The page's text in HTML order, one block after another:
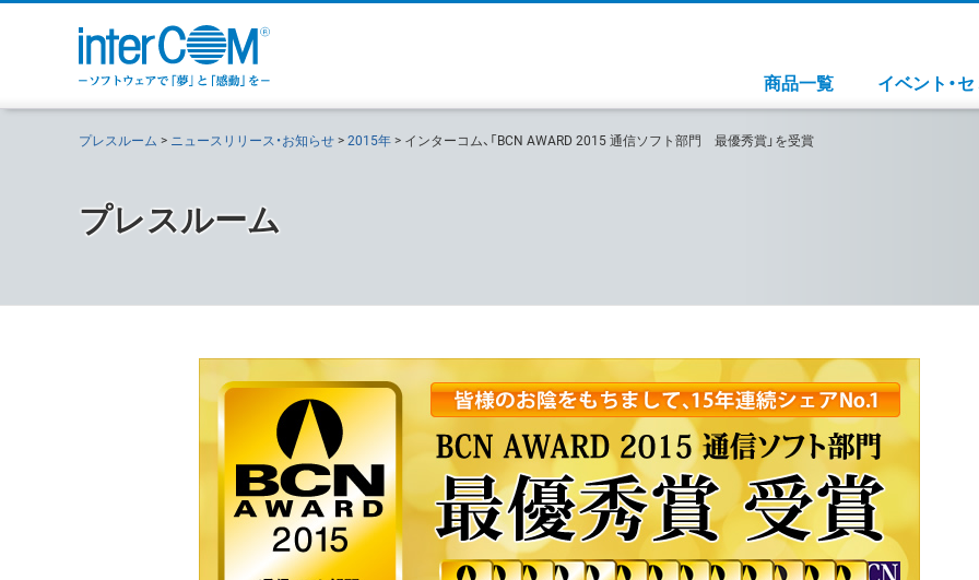
商品一覧 イベント・
プレスルーム ニュースリリース・お知らせ 2015年 インターコム、「BCN AWARD 2015 通信ソフト部門 最優秀賞」を受賞
プレスルーム